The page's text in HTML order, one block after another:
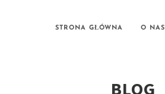
STRONA GŁÓWNA O NAS
BLOG